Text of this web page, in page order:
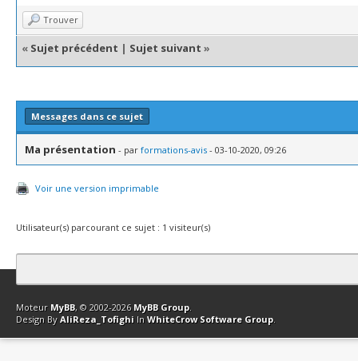
Trouver
« Sujet précédent | Sujet suivant »
Messages dans ce sujet
Ma présentation - par formations-avis - 03-10-2020, 09:26
Voir une version imprimable
Utilisateur(s) parcourant ce sujet : 1 visiteur(s)
Contact Club Affiliation Retourner en haut Version bas-débit
Moteur MyBB, © 2002-2026 MyBB Group.
Design By AliReza_Tofighi In WhiteCrow Software Group.